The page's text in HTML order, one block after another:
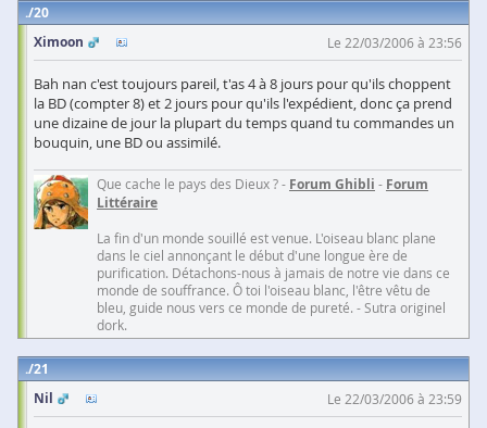
20
Ximoon
Le 22/03/2006 à 23:56
Bah nan c'est toujours pareil, t'as 4 à 8 jours pour qu'ils choppent
la BD (compter 8) et 2 jours pour qu'ils l'expédient, donc ça prend
une dizaine de jour la plupart du temps quand tu commandes un
bouquin, une BD ou assimilé.
Que cache le pays des Dieux ? - Forum Ghibli - Forum
Littéraire
La fin d'un monde souillé est venue. L'oiseau blanc plane
dans le ciel annonçant le début d'une longue ère de
purification. Détachons-nous à jamais de notre vie dans ce
monde de souffrance. Ô toi l'oiseau blanc, l'être vêtu de
bleu, guide nous vers ce monde de pureté. - Sutra originel
dork.
21
Nil
Le 22/03/2006 à 23:59